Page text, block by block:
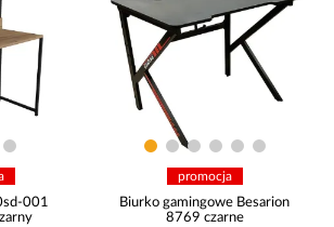
001
promocja
Biurko gamingowe Besarion
8769 czarne